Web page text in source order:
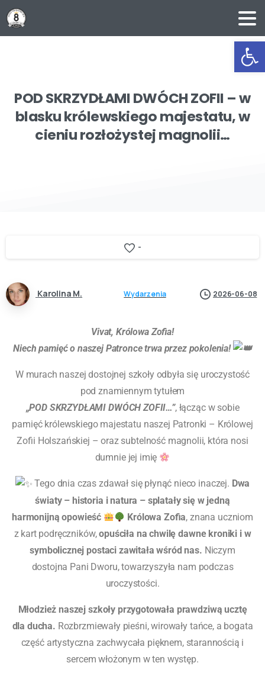
PODSKRZYDŁAMI DWÓCHZOFII –w
blaskukrólewskiegomajestatu,w
cieniurozłożystejmagnolii…
-
Karolina M. Wydarzenia 2026-06-08
Vivat, Królowa Zofia!
Niech pamięć o naszej Patronce trwa przez pokolenia!
W murach naszej dostojnej szkoły odbyła się uroczystość
pod znamiennym tytułem
„POD SKRZYDŁAMI DWÓCH ZOFII…”, łącząc w sobie
pamięć królewskiego majestatu naszej Patronki – Królowej
Zofii Holszańskiej – oraz subtelność magnolii, która nosi
dumnie jej imię
Tego dnia czas zdawał się płynąć nieco inaczej. Dwa
światy – historia i natura – splatały się w jedną
harmonijną opowieść
Królowa Zofia, znana uczniom
z kart podręczników,opuściła na chwilę dawne kroniki i w
symbolicznej postaci zawitała wśród nas. Niczym
dostojna Pani Dworu, towarzyszyła nam podczas
uroczystości.
Młodzież naszej szkoły przygotowała prawdziwą ucztę
dla ducha. Rozbrzmiewały pieśni, wirowały tańce, a bogata
część artystyczna zachwycała pięknem, starannością i
sercem włożonym w ten występ.